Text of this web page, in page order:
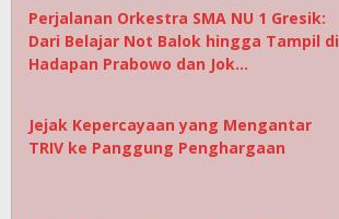
Perjalanan Orkestra SMA NU 1 Gresik:
Dari Belajar Not Balok hingga Tampil di
Hadapan Prabowo dan Jok…
Jejak Kepercayaan yang Mengantar
TRIV ke Panggung Penghargaan